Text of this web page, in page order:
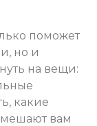
поможет
но и
на вещи:
какие
мешают вам